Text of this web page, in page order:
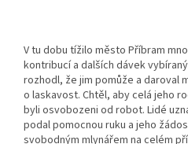
V tu dobu tížilo město Příbram
kontribucí a dalších dávek
rozhodl, že jim pomůže a daroval
o laskavost. Chtěl, aby celá jeho
byli osvobozeni od robot. Lidé
podal pomocnou ruku a jeho
svobodným mlynářem na celém